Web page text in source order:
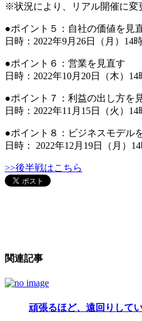
※状況により、リアル開催に変
●ポイント５：自社の価値を見
日時：2022年9月26日（月）14
●ポイント６：営業を見直す
日時：2022年10月20日（木）14
●ポイント７：利益の出し方を
日時：2022年11月15日（火）14
●ポイント８：ビジネスモデル
日時： 2022年12月19日（月）
>>後半戦はこちら
関連記事
頑張るほど、遠回りして